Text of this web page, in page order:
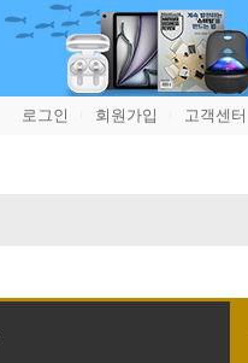
로그인 회원가입 고객센터